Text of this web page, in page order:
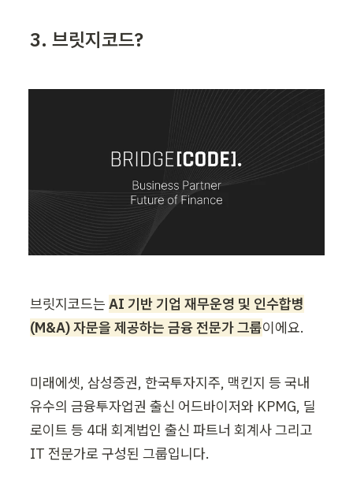
3. 브릿지코드?
브릿지코드는 AI 기반 기업 재무운영 및 인수합병
(M&A) 자문을 제공하는 금융 전문가 그룹이에요.
미래에셋, 삼성증권, 한국투자지주, 맥킨지 등 국내
유수의 금융투자업권 출신 어드바이저와 KPMG, 딜
로이트 등 4대 회계법인 출신 파트너 회계사 그리고
IT 전문가로 구성된 그룹입니다.